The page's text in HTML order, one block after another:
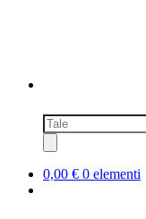
Ricerca
prodotti
0,00 € 0 elementi